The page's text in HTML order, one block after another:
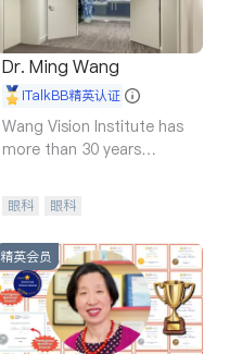
Dr. Ming Wang
iTalkBB精英认证
Wang Vision Institute has
more than 30 years
眼科 眼科
精英会员